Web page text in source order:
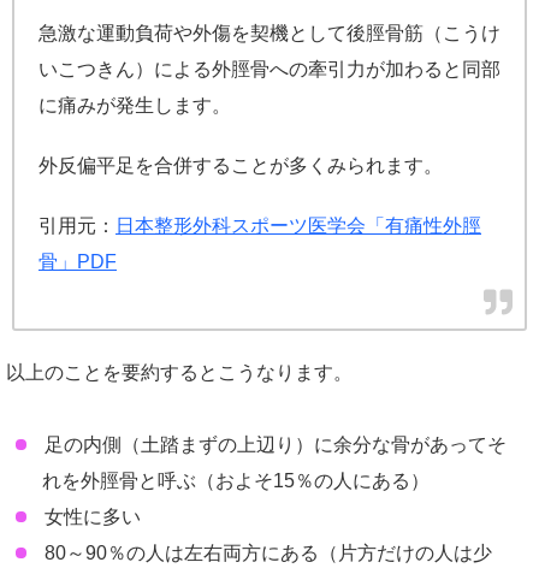
急激な運動負荷や外傷を契機として後脛骨筋（こうけ
いこつきん）による外脛骨への牽引力が加わると同部
に痛みが発生します。
外反偏平足を合併することが多くみられます。
引用元： 日本整形外科スポーツ医学会「有痛性外脛
骨」PDF
以上のことを要約するとこうなります。
足の内側（土踏まずの上辺り）に余分な骨があってそ
れを外脛骨と呼ぶ（およそ15％の人にある）
女性に多い
80～90％の人は左右両方にある（片方だけの人は少